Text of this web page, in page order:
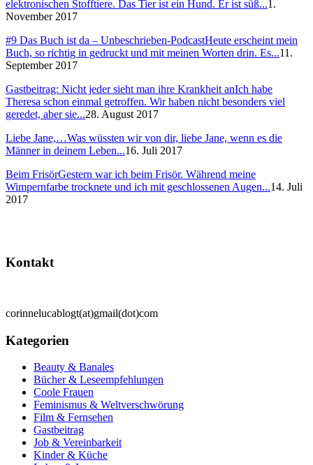
elektronischen Stofftiere. Das Tier ist ein Hund. Er ist süß...1.
November 2017
#9 Das Buch ist da – Unbeschrieben-PodcastHeute erscheint mein
Buch, so richtig in gedruckt und mit meinen Worten drin. Es...11.
September 2017
Gastbeitrag: Nicht jeder sieht man ihre Krankheit anIch habe
Theresa schon einmal getroffen. Wir haben nicht besonders viel
geredet, aber sie...28. August 2017
Liebe Jane,…Was wüssten wir von dir, liebe Jane, wenn es die
Männer in deinem Leben...16. Juli 2017
Beim FrisörGestern war ich beim Frisör. Während meine
Wimpernfarbe trocknete und ich mit geschlossenen Augen...14. Juli
2017
Kontakt
corinnelucablogt(at)gmail(dot)com
Kategorien
Beauty & Banales
Bücher & Leseempfehlungen
Coole Frauen
Feminismus & Weltverschwörung
Film & Fernsehen
Gastbeitrag
Job & Vereinbarkeit
Kinder & Küche